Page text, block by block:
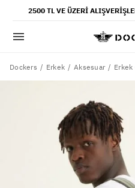
2500 TL VE ÜZERI
gömlek
şort
ona özel - erkek
ona özel - kadın
Dockers Erkek Aksesuar Erkek